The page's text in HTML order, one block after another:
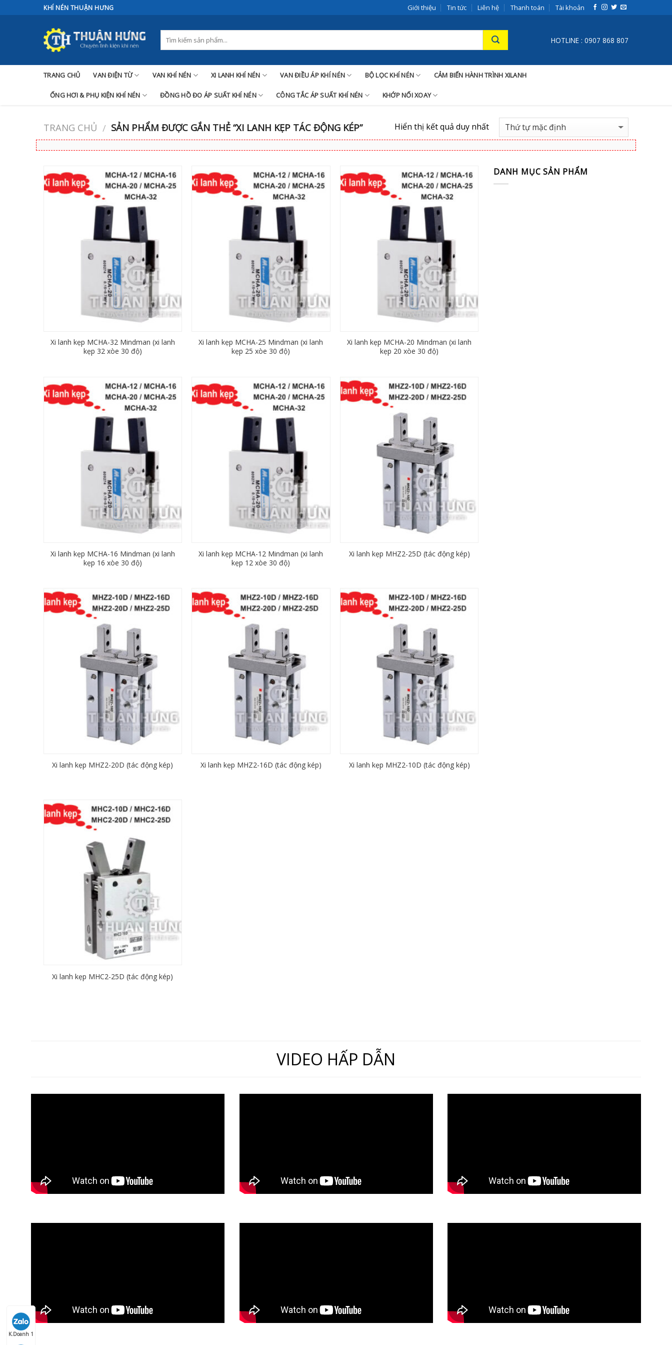
to
KHÍ NÉN THUẬN HƯNG Giới thiệu Tin tức Liên hệ Thanh toán Tài khoản
HOTLINE : 0907 868 807
TRANG CHỦ VAN ĐIỆN TỪ VAN KHÍ NÉN XI LANH KHÍ NÉN VAN ĐIỀU ÁP KHÍ NÉN BỘ LỌC KHÍ NÉN CẢM BIẾN HÀNH TRÌNH XILANH
ỐNG HƠI & PHỤ KIỆN KHÍ NÉN ĐỒNG HỒ ĐO ÁP SUẤT KHÍ NÉN CÔNG TẮC ÁP SUẤT KHÍ NÉN KHỚP NỐI XOAY
TRANG CHỦ / SẢN PHẨM ĐƯỢC GẮN THẺ “XI LANH KẸP TÁC ĐỘNG KÉP” Hiển thị kết quả duy nhất
Xi lanh kẹp MCHA-32 Mindman (xi lanh
kẹp 32 xòe 30 độ)
Xi lanh kẹp MCHA-25 Mindman (xi lanh
kẹp 25 xòe 30 độ)
Xi lanh kẹp MCHA-20 Mindman (xi lanh
kẹp 20 xòe 30 độ)
Xi lanh kẹp MCHA-16 Mindman (xi lanh
kẹp 16 xòe 30 độ)
Xi lanh kẹp MCHA-12 Mindman (xi lanh
kẹp 12 xòe 30 độ)
Xi lanh kẹp MHZ2-25D (tác động kép)
Xi lanh kẹp MHZ2-20D (tác động kép) Xi lanh kẹp MHZ2-16D (tác động kép) Xi lanh kẹp MHZ2-10D (tác động kép)
Xi lanh kẹp MHC2-25D (tác động kép)
DANH MỤC SẢN PHẨM
VIDEO HẤP DẪN
K.Doanh 1